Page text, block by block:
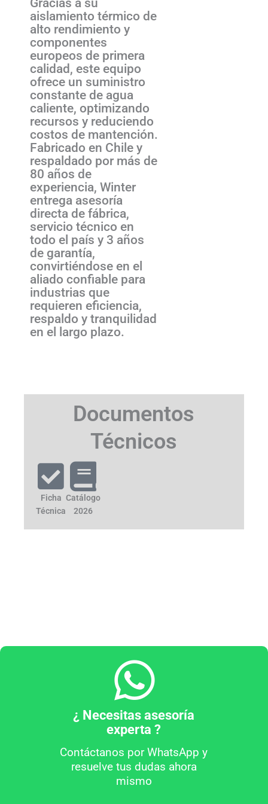
Gracias a su
aislamiento térmico de
alto rendimiento y
componentes
europeos de primera
calidad, este equipo
ofrece un suministro
constante de agua
caliente, optimizando
recursos y reduciendo
costos de mantención.
Fabricado en Chile y
respaldado por más de
80 años de
experiencia, Winter
entrega asesoría
directa de fábrica,
servicio técnico en
todo el país y 3 años
de garantía,
convirtiéndose en el
aliado confiable para
industrias que
requieren eficiencia,
respaldo y tranquilidad
en el largo plazo.
Documentos
Técnicos
Ficha
Técnica
Catálogo
2026
¿ Necesitas asesoría
experta ?
Contáctanos por WhatsApp y
resuelve tus dudas ahora
mismo